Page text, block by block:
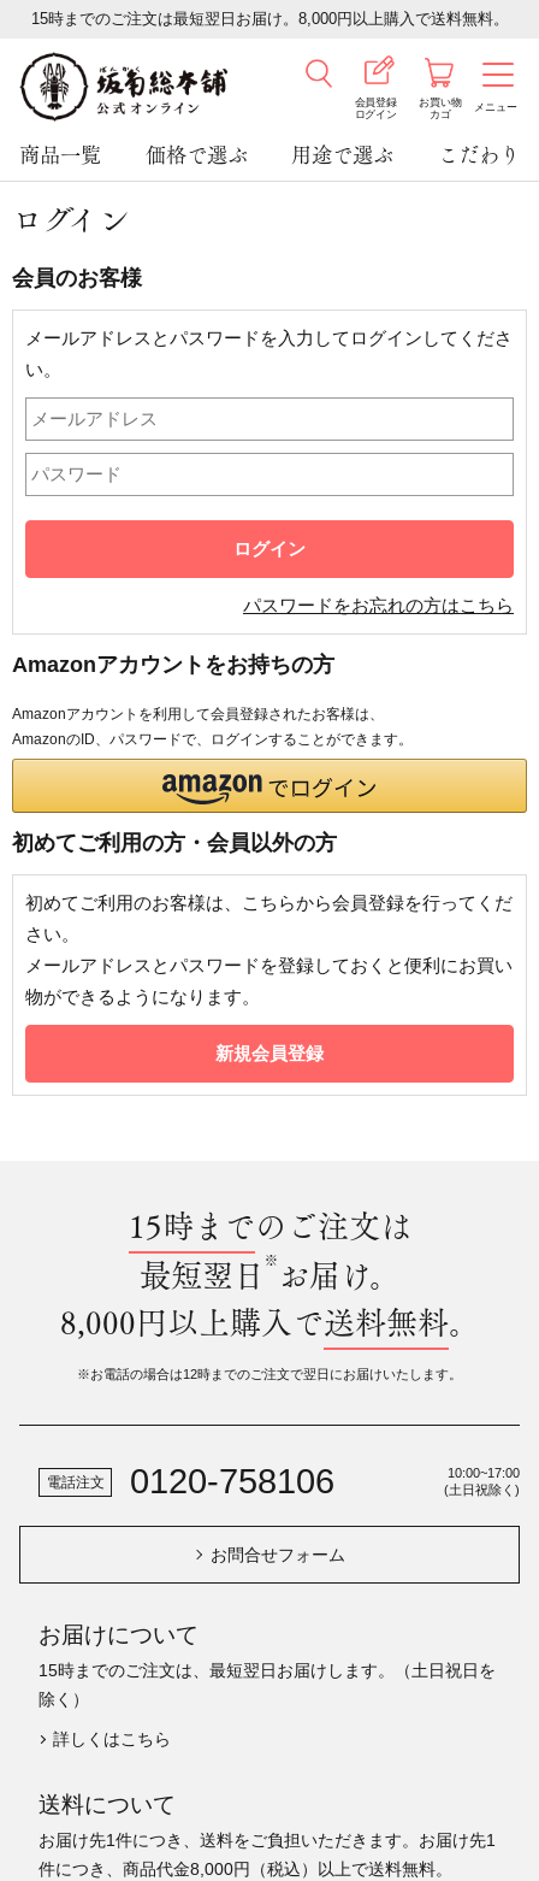
15時までのご注文は最短翌日お届け。8,000円以上購入で送料無料。
会員登録
ログイン
お買い物
カゴ
メニュー
商品一覧 価格で選ぶ 用途で選ぶ こだわり
ログイン
会員のお客様
メールアドレスとパスワードを入力してログインしてくださ
い。
パスワードをお忘れの方はこちら
Amazonアカウントをお持ちの方
Amazonアカウントを利用して会員登録されたお客様は、
AmazonのID、パスワードで、ログインすることができます。
初めてご利用の方・会員以外の方
初めてご利用のお客様は、こちらから会員登録を行ってくだ
さい。
メールアドレスとパスワードを登録しておくと便利にお買い
物ができるようになります。
15時までのご注文は
最短翌日 ※ お届け。
8,000円以上購入で送料無料。
※お電話の場合は12時までのご注文で翌日にお届けいたします。
電話注文 0120-758106
10:00~17:00
(土日祝除く)
お問合せフォーム
お届けについて
15時までのご注文は、最短翌日お届けします。（土日祝日を
除く）
詳しくはこちら
送料について
お届け先1件につき、送料をご負担いただきます。お届け先1
件につき、商品代金8,000円（税込）以上で送料無料。